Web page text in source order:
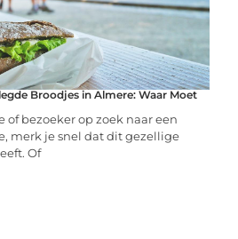
Broodjes in Almere: Waar Moet
of bezoeker op zoek naar een
merk je snel dat dit gezellige
Of